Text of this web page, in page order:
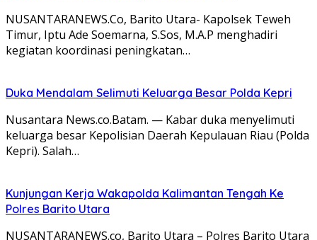
NUSANTARANEWS.Co, Barito Utara- Kapolsek Teweh
Timur, Iptu Ade Soemarna, S.Sos, M.A.P menghadiri
kegiatan koordinasi peningkatan…
Duka Mendalam Selimuti Keluarga Besar Polda Kepri
Nusantara News.co.Batam. — Kabar duka menyelimuti
keluarga besar Kepolisian Daerah Kepulauan Riau (Polda
Kepri). Salah…
Kunjungan Kerja Wakapolda Kalimantan Tengah Ke
Polres Barito Utara
NUSANTARANEWS.co, Barito Utara – Polres Barito Utara